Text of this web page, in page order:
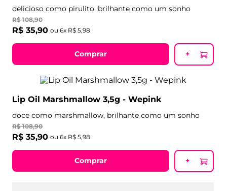
delicioso como pirulito, brilhante como um sonho
R$ 108,90
R$ 35,90 ou 6x R$ 5,98
Comprar +
Lip Oil Marshmallow 3,5g - Wepink
doce como marshmallow, brilhante como um sonho
R$ 108,90
R$ 35,90 ou 6x R$ 5,98
Comprar +